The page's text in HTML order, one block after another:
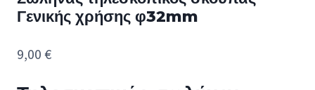
Γενικής χρήσης φ32mm
9,00 €